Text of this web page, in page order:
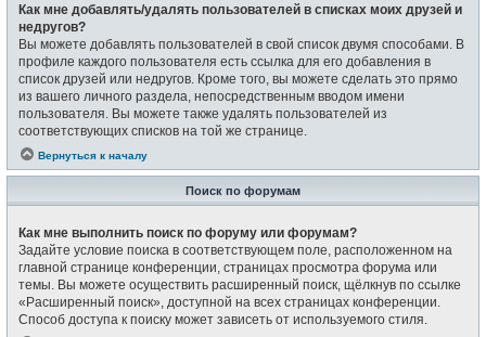
Как мне добавлять/удалять пользователей в списках моих друзей и
недругов?
Вы можете добавлять пользователей в свой список двумя способами. В
профиле каждого пользователя есть ссылка для его добавления в
список друзей или недругов. Кроме того, вы можете сделать это прямо
из вашего личного раздела, непосредственным вводом имени
пользователя. Вы можете также удалять пользователей из
соответствующих списков на той же странице.
Вернуться к началу
Поиск по форумам
Как мне выполнить поиск по форуму или форумам?
Задайте условие поиска в соответствующем поле, расположенном на
главной странице конференции, страницах просмотра форума или
темы. Вы можете осуществить расширенный поиск, щёлкнув по ссылке
«Расширенный поиск», доступной на всех страницах конференции.
Способ доступа к поиску может зависеть от используемого стиля.